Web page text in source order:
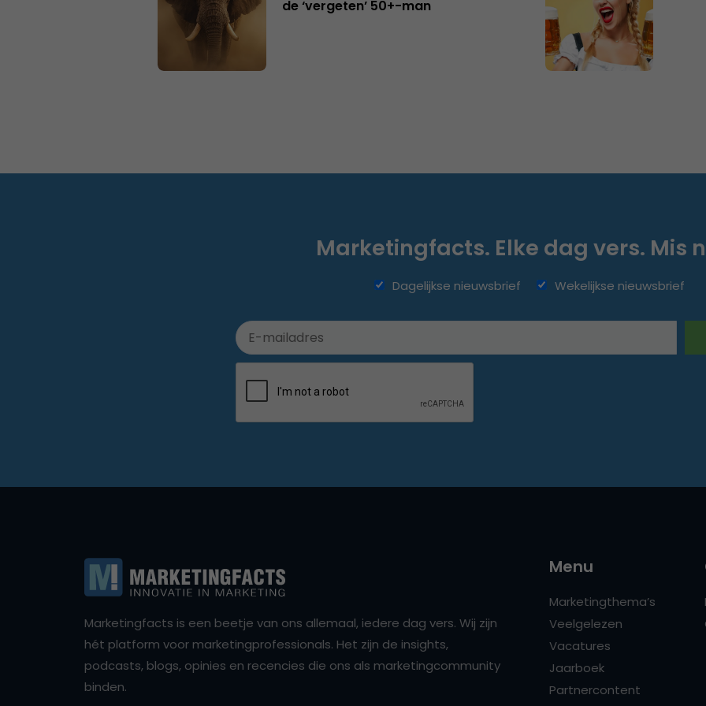
de ‘vergeten’ 50+-man
Marketingfacts. Elke dag vers. Mis
Dagelijkse nieuwsbrief Wekelijkse nieuwsbrief
Marketingfacts is een beetje van ons allemaal, iedere dag vers. Wij zijn
hét platform voor marketingprofessionals. Het zijn de insights,
podcasts, blogs, opinies en recencies die ons als marketingcommunity
binden.
Menu
Marketingthema’s
Veelgelezen
Vacatures
Jaarboek
Partnercontent